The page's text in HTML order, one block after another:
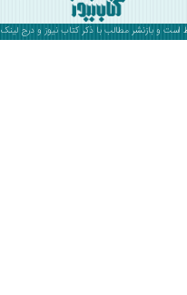
مطالب با ذکرکتاب نیوز و درج لینک، بلامانع .